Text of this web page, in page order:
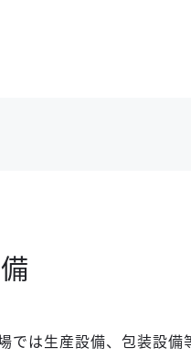
では生産設備、包装設